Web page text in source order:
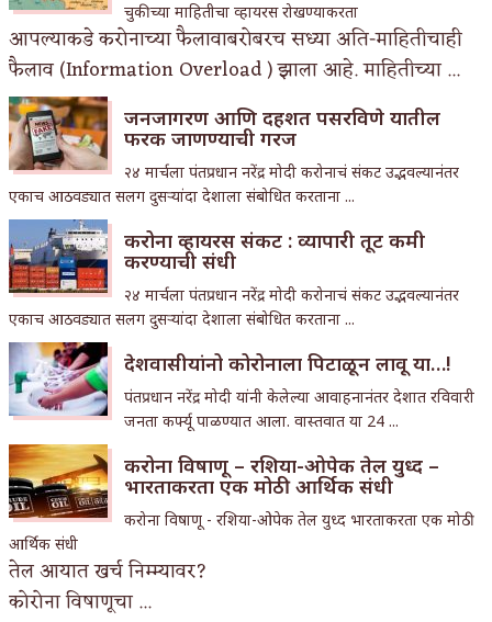
चुकीच्या माहितीचा व्हायरस रोखण्याकरता
आपल्याकडे करोनाच्या फैलावाबरोबरच सध्या अति-माहितीचाही
फैलाव (Information Overload ) झाला आहे. माहितीच्या ...
जनजागरण आणि दहशत पसरविणे यातील
फरक जाणण्याची गरज
२४ मार्चला पंतप्रधान नरेंद्र मोदी करोनाचं संकट उद्भवल्यानंतर
एकाच आठवड्यात सलग दुसऱ्यांदा देशाला संबोधित करताना ...
करोना व्हायरस संकट : व्यापारी तूट कमी
करण्याची संधी
२४ मार्चला पंतप्रधान नरेंद्र मोदी करोनाचं संकट उद्भवल्यानंतर
एकाच आठवड्यात सलग दुसऱ्यांदा देशाला संबोधित करताना ...
देशवासीयांनो कोरोनाला पिटाळून लावू या…!
पंतप्रधान नरेंद्र मोदी यांनी केलेल्या आवाहनानंतर देशात रविवारी
जनता कर्फ्यू पाळण्यात आला. वास्तवात या 24 ...
करोना विषाणू – रशिया-ओपेक तेल युध्द –
भारताकरता एक मोठी आर्थिक संधी
करोना विषाणू - रशिया-ओपेक तेल युध्द भारताकरता एक मोठी
आर्थिक संधी
तेल आयात खर्च निम्म्यावर?
कोरोना विषाणूचा ...